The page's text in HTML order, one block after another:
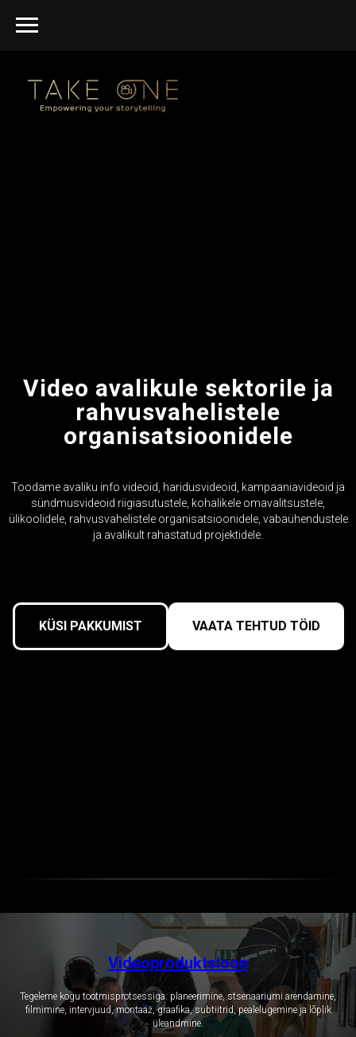
Video avalikule sektorile ja
rahvusvahelistele
organisatsioonidele
Toodame avaliku info videoid, haridusvideoid, kampaaniavideoid ja
sündmusvideoid riigiasutustele, kohalikele omavalitsustele,
ülikoolidele, rahvusvahelistele organisatsioonidele, vabaühendustele
ja avalikult rahastatud projektidele.
KÜSI PAKKUMIST VAATA TEHTUD TÖID
Videoproduktsioon
Tegeleme kogu tootmisprotsessiga: planeerimine, stsenaariumi arendamine,
filmimine, intervjuud, montaaž, graafika, subtiitrid, pealelugemine ja lõplik
üleandmine.